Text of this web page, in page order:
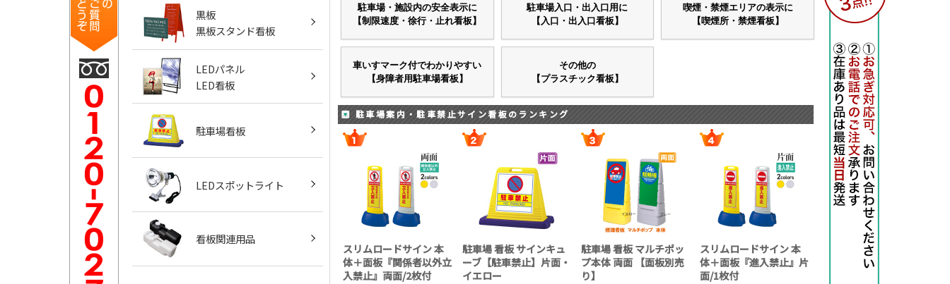
黒板
黒板スタンド看板
LEDパネル
LED看板
駐車場看板
LEDスポットライト
看板関連用品
駐車場・施設内の安全表示に
【制限速度・徐行・止れ看板】
駐車場入口・出入口用に
【入口・出入口看板】
喫煙・禁煙エリアの表示に
【喫煙所・禁煙看板】
車いすマーク付でわかりやすい
【身障者用駐車場看板】
その他の
【プラスチック看板】
駐車場案内・駐車禁止サイン看板のランキング
スリムロードサイン 本
体＋面板『関係者以外立
入禁止』両面/2枚付
駐車場 看板 サインキュ
ーブ【駐車禁止】片面・
イエロー
駐車場 看板 マルチポッ
プ本体 両面 【面板別売
り】
スリムロードサイン 本
体＋面板『進入禁止』片
面/1枚付